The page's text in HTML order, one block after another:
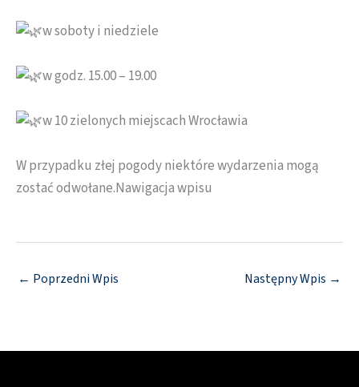
w soboty i niedziele
w godz. 15.00 – 19.00
w 10 zielonych miejscach Wrocławia
W przypadku złej pogody niektóre wydarzenia mogą
zostać odwołane.Nawigacja wpisu
← Poprzedni Wpis Następny Wpis →